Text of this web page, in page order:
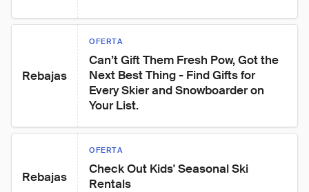
Rebajas
OFERTA
Can’t Gift Them Fresh Pow, Got the
Next Best Thing - Find Gifts for
Every Skier and Snowboarder on
Your List.
Rebajas
OFERTA
Check Out Kids' Seasonal Ski
Rentals